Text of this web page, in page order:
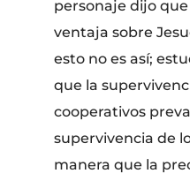
personaje dijo que
ventaja sobre
esto no es así;
que la
cooperativos
supervivencia de
manera que la